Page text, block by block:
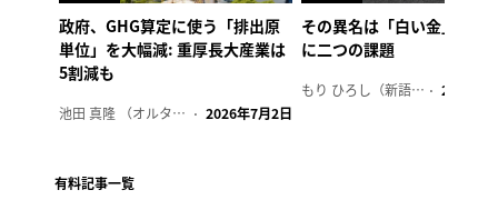
政府、GHG算定に使う「排出原
単位」を大幅減: 重厚長大産業は
5割減も
池田 真隆 （オルタナ輪番編集長） 2026年7月2日
その異名は「白い金」、リ
に二つの課題
もり ひろし（新語ウォッチャー） 2023年7
有料記事一覧